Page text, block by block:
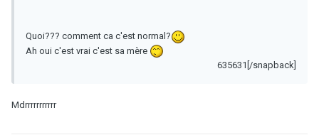
Quoi??? comment ca c'est normal?
Ah oui c'est vrai c'est sa mère
635631[/snapback]
Mdrrrrrrrrrrr